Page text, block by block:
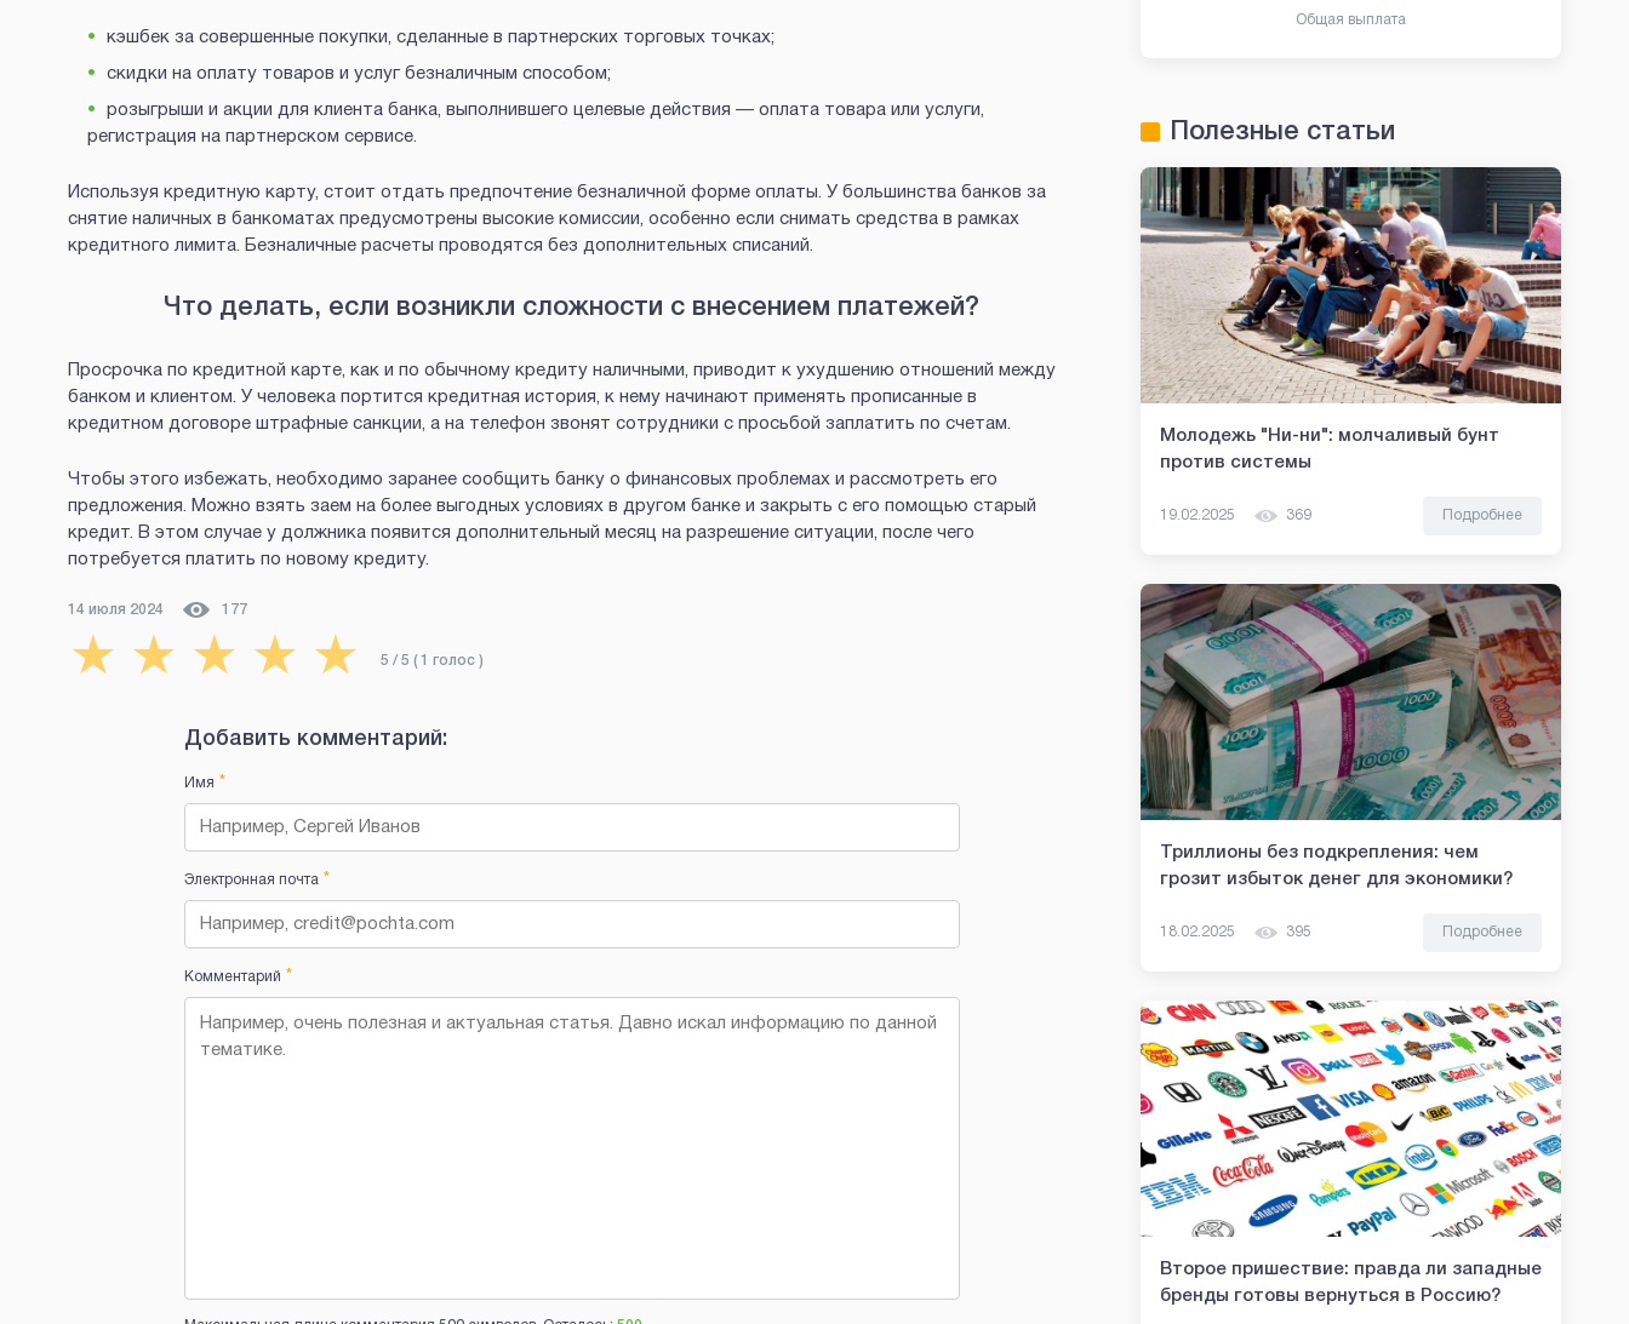
кэшбек за совершенные покупки, сделанные в партнерских торговых точках;
скидки на оплату товаров и услуг безналичным способом;
розыгрыши и акции для клиента банка, выполнившего целевые действия — оплата товара или услуги,
регистрация на партнерском сервисе.
Используя кредитную карту, стоит отдать предпочтение безналичной форме оплаты. У большинства банков за
снятие наличных в банкоматах предусмотрены высокие комиссии, особенно если снимать средства в рамках
кредитного лимита. Безналичные расчеты проводятся без дополнительных списаний.
Что делать, если возникли сложности с внесением платежей?
Просрочка по кредитной карте, как и по обычному кредиту наличными, приводит к ухудшению отношений между
банком и клиентом. У человека портится кредитная история, к нему начинают применять прописанные в
кредитном договоре штрафные санкции, а на телефон звонят сотрудники с просьбой заплатить по счетам.
Чтобы этого избежать, необходимо заранее сообщить банку о финансовых проблемах и рассмотреть его
предложения. Можно взять заем на более выгодных условиях в другом банке и закрыть с его помощью старый
кредит. В этом случае у должника появится дополнительный месяц на разрешение ситуации, после чего
потребуется платить по новому кредиту.
14 июля 2024 177
★ ★ ★ ★ ★ 5 / 5 ( 1 голос )
Добавить комментарий:
Имя *
Электронная почта*
Комментарий *
Общая выплата
Полезные статьи
Молодежь "Ни-ни": молчаливый бунт
против системы
19.02.2025 369 Подробнее
Триллионы без подкрепления: чем
грозит избыток денег для экономики?
18.02.2025 395 Подробнее
Второе пришествие: правда ли западные
бренды готовы вернуться в Россию?